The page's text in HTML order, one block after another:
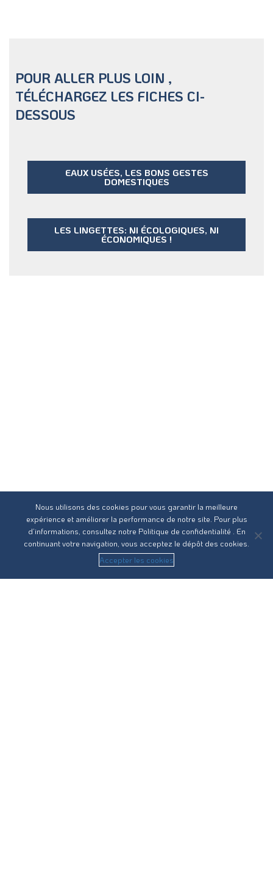
POUR ALLER PLUS LOIN ,
TÉLÉCHARGEZ LES FICHES CI-
DESSOUS
EAUX USÉES, LES BONS GESTES
DOMESTIQUES
LES LINGETTES: NI ÉCOLOGIQUES, NI
ÉCONOMIQUES !
Nous utilisons des cookies pour vous garantir la meilleure
expérience et améliorer la performance de notre site. Pour plus
d’informations, consultez notre Politique de confidentialité
. En
continuant votre navigation, vous acceptez le dépôt des cookies.
Accepter les cookies